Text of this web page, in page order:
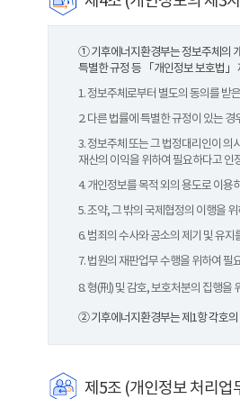
① 기후에너지환경부는 정보주체의
특별한 규정 등 「개인정보 보호법」
1. 정보주체로부터 별도의 동의를 받
2. 다른 법률에 특별한 규정이 있는 경
3. 정보주체 또는 그 법정대리인이 의
재산의 이익을 위하여 필요하다고 인
4. 개인정보를 목적 외의 용도로 이용
5. 조약, 그 밖의 국제협정의 이행을
6. 범죄의 수사와 공소의 제기 및 유지
7. 법원의 재판업무 수행을 위하여 필
8. 형(刑) 및 감호, 보호처분의 집행을
② 기후에너지환경부는 제1항 각호의
제5조 (개인정보 처리업